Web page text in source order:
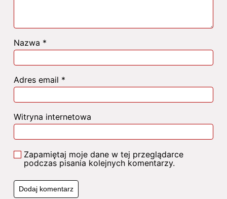
Nazwa *
Adres email *
Witryna internetowa
Zapamiętaj moje dane w tej przeglądarce
podczas pisania kolejnych komentarzy.